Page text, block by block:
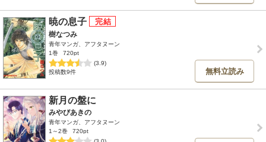
暁の息子
樹なつみ
青年マンガ、アフタヌーン
1巻
720pt
(3.9)
投稿数9件
無料立読み
新月の盤に
みやびあきの
青年マンガ、アフタヌーン
1～2巻
720pt